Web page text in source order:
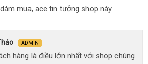
mua, ace tin tưởng shop này
ADMIN
hàng là điều lớn nhất với shop chúng